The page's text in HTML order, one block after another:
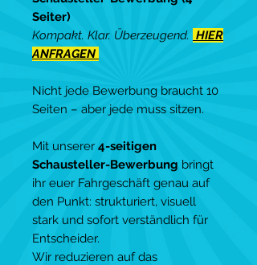
Seiter)
Kompakt. Klar. Überzeugend. HIER
ANFRAGEN
Nicht jede Bewerbung braucht 10
Seiten – aber jede muss sitzen.
Mit unserer 4-seitigen
Schausteller-Bewerbung bringt
ihr euer Fahrgeschäft genau auf
den Punkt: strukturiert, visuell
stark und sofort verständlich für
Entscheider.
Wir reduzieren auf das